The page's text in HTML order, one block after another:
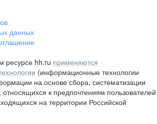
данных
ресурсе hh.ru применяются
(информационные технологии
на основе сбора, систематизации
к предпочтениям пользователей
на территории Российской